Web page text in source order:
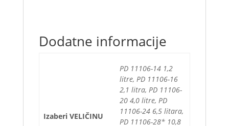
Dodatne informacije
Izaberi VELIČINU
PD 11106-14 1,2
litre, PD 11106-16
2,1 litra, PD 11106-
20 4,0 litre, PD
11106-24 6,5 litara,
PD 11106-28* 10,8